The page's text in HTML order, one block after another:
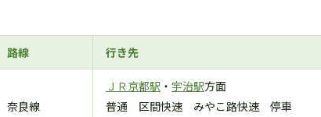
路線 行き先
奈良線
ＪＲ京都駅 ・ 宇治駅方面
普通 区間快速 みやこ路快速 停車